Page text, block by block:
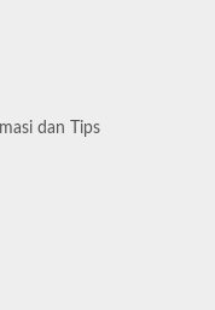
dan Tips